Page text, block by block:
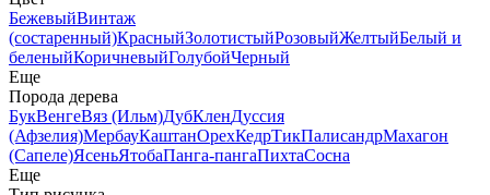
БежевыйВинтаж
(состаренный)КрасныйЗолотистыйРозовыйЖелтыйБелый и
беленыйКоричневыйГолубойЧерный
Еще
Порода дерева
БукВенгеВяз (Ильм)ДубКленДуссия
(Афзелия)МербауКаштанОрехКедрТикПалисандрМахагон
(Сапеле)ЯсеньЯтобаПанга-пангаПихтаСосна
Еще